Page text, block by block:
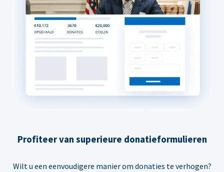
Profiteer van superieure donatieformulieren
Wilt u een eenvoudigere manier om donaties te verhogen?